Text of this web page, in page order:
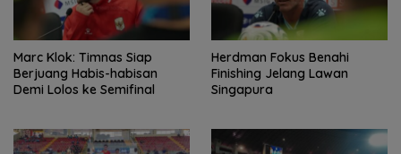
Marc Klok: Timnas Siap
Berjuang Habis-habisan
Demi Lolos ke Semifinal
Herdman Fokus Benahi
Finishing Jelang Lawan
Singapura